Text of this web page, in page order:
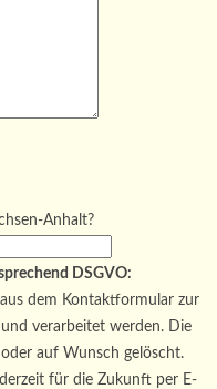
Anhalt?
DSGVO:
dem Kontaktformular zur
verarbeitet werden. Die
auf Wunsch gelöscht.
für die Zukunft per E-